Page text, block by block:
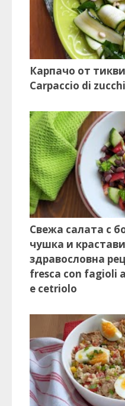
Карпачо от
Carpaccio di
Свежа салата с
чушка и
здравословна
fresca con fagioli
e cetriolo